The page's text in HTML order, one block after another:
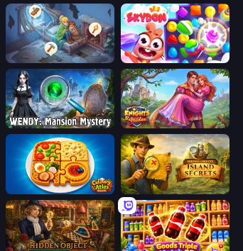
Merge Haven Skydom
Wendy: Mansion Mystery Knights & Brides
Culinary Atlas Hidden Objects: Island Secrets